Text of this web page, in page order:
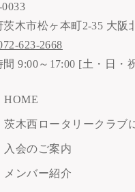
茨木市松ヶ本町2-35 大阪
623-2668
間 9:00～17:00 [土・日・
HOME
茨木西ロータリークラブ
入会のご案内
メンバー紹介